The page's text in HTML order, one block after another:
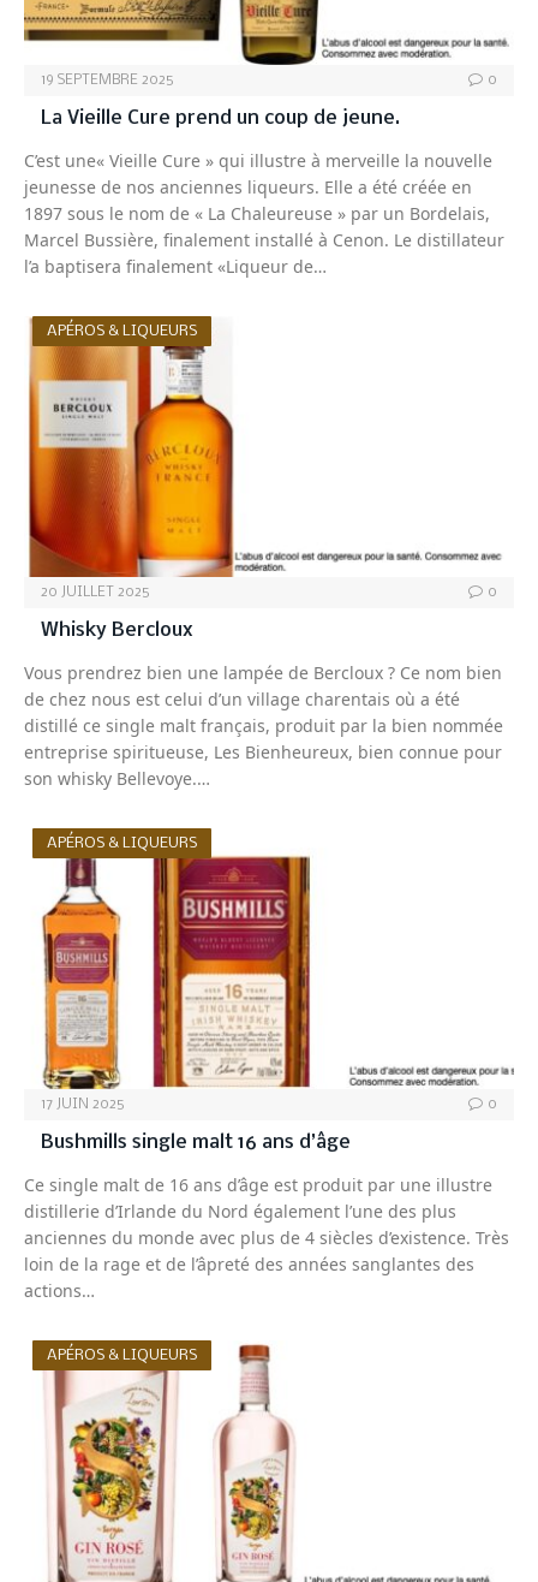
19 SEPTEMBRE 2025 0
La Vieille Cure prend un coup de jeune.
C’est une« Vieille Cure » qui illustre à merveille la nouvelle
jeunesse de nos anciennes liqueurs. Elle a été créée en
1897 sous le nom de « La Chaleureuse » par un Bordelais,
Marcel Bussière, finalement installé à Cenon. Le distillateur
l’a baptisera finalement «Liqueur de…
APÉROS & LIQUEURS
20 JUILLET 2025 0
Whisky Bercloux
Vous prendrez bien une lampée de Bercloux ? Ce nom bien
de chez nous est celui d’un village charentais où a été
distillé ce single malt français, produit par la bien nommée
entreprise spiritueuse, Les Bienheureux, bien connue pour
son whisky Bellevoye.…
APÉROS & LIQUEURS
17 JUIN 2025 0
Bushmills single malt 16 ans d’âge
Ce single malt de 16 ans d’âge est produit par une illustre
distillerie d’Irlande du Nord également l’une des plus
anciennes du monde avec plus de 4 siècles d’existence. Très
loin de la rage et de l’âpreté des années sanglantes des
actions…
APÉROS & LIQUEURS